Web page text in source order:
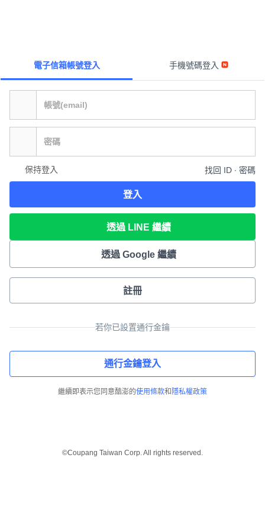
電子信箱帳號登入 手機號碼登入
保持登入 找回 ID ∙ 密碼
登入
透過 LINE 繼續
透過 Google 繼續
註冊
若你已設置通行金鑰
通行金鑰登入
繼續即表示您同意酷澎的使用條款和 隱私權政策
©Coupang Taiwan Corp. All rights reserved.